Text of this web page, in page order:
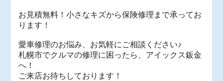
お見積無料！小さなキズから保険修理まで承ってお
ります！
愛車修理のお悩み、お気軽にご相談ください♪
札幌市でクルマの修理に困ったら、アイックス鈑金
へ！
ご来店お待ちしております！